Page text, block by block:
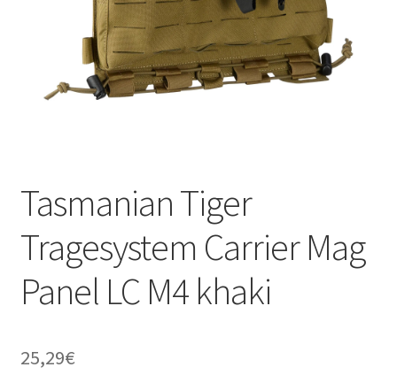
Tasmanian Tiger
Tragesystem Carrier Mag
Panel LC M4 khaki
25,29€